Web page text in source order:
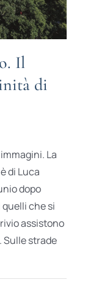
Il
di
La
di Luca
dopo
che si
assistono
Sulle strade